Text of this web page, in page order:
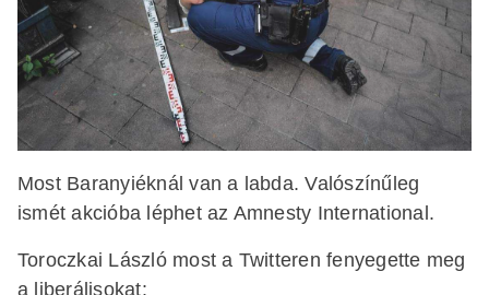
Most Baranyiéknál van a labda. Valószínűleg
ismét akcióba léphet az Amnesty International.
Toroczkai László most a Twitteren fenyegette meg
a liberálisokat: